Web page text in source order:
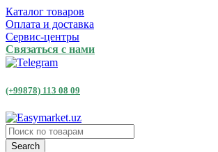
Каталог товаров
Оплата и доставка
Сервис-центры
Связаться с нами
(+99878) 113 08 09
Search